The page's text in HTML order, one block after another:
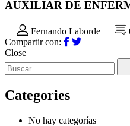
AUXILIAR DE
Fernando Laborde
Compartir con:
Close
Categories
No hay categorías